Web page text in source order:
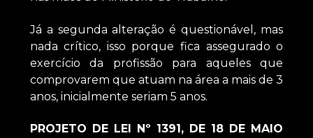
Já a segunda alteração é questionável, mas
nada crítico, isso porque fica assegurado o
exercício da profissão para aqueles que
comprovarem que atuam na área a mais de 3
anos, inicialmente seriam 5 anos.
PROJETO DE LEI Nº 1391, DE 18 DE MAIO